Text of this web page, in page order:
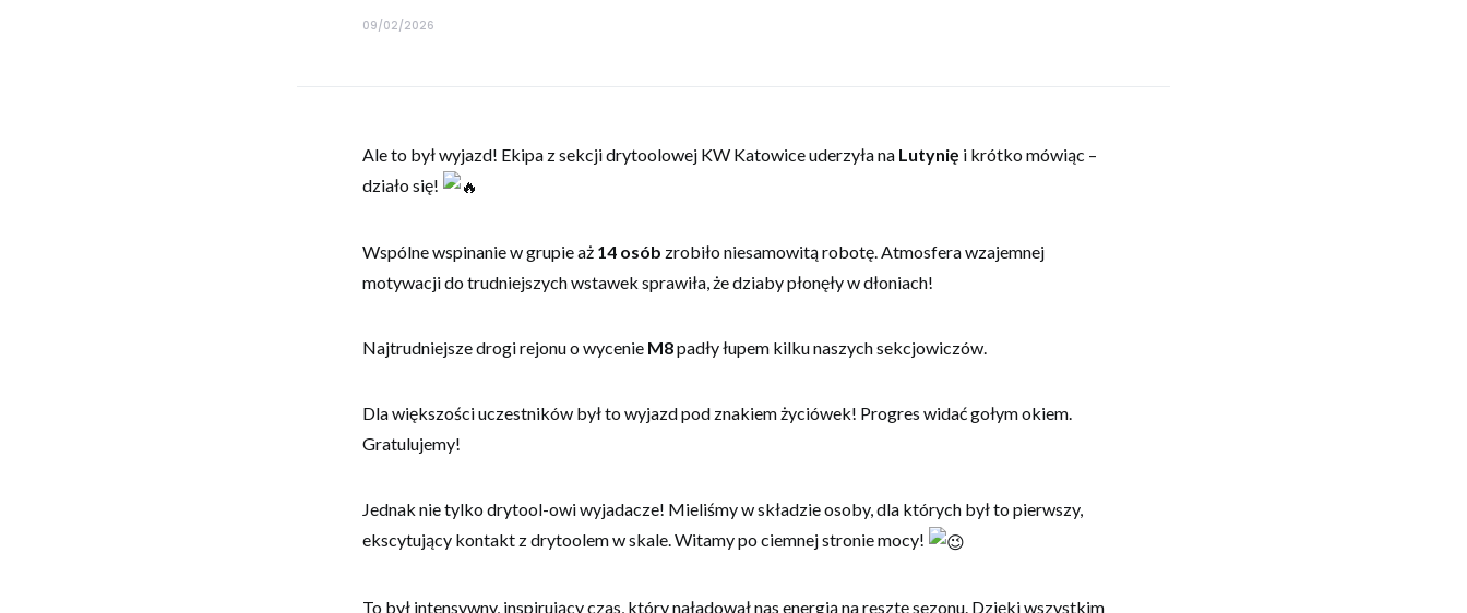
09/02/2026
Ale to był wyjazd! Ekipa z sekcji drytoolowej KW Katowice uderzyła na Lutynię i krótko mówiąc –
działo się!
​Wspólne wspinanie w grupie aż 14 osób zrobiło niesamowitą robotę. Atmosfera wzajemnej
motywacji do trudniejszych wstawek sprawiła, że dziaby płonęły w dłoniach!
​Najtrudniejsze drogi rejonu o wycenie M8padły łupem kilku naszych sekcjowiczów.
Dla większości uczestników był to wyjazd pod znakiem życiówek! Progres widać gołym okiem.
Gratulujemy!
Jednak nie tylko drytool-owi wyjadacze! Mieliśmy w składzie osoby, dla których był to pierwszy,
ekscytujący kontakt z drytoolem w skale. Witamy po ciemnej stronie mocy!
​To był intensywny, inspirujący czas, który naładował nas energią na resztę sezonu. Dzięki wszystkim
Doświadczenie
działała jak
najlepiej podczas
twojego
pliki cookie,
internetowej.
Udostępniając swoje
zachowania